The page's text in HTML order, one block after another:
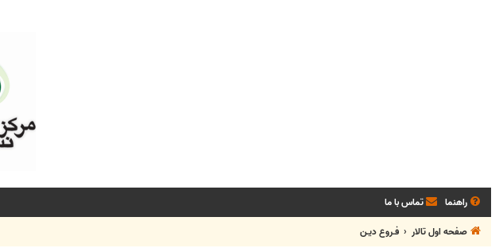
راهنما تماس با ما
صفحه اول تالار
فـروع ديـن